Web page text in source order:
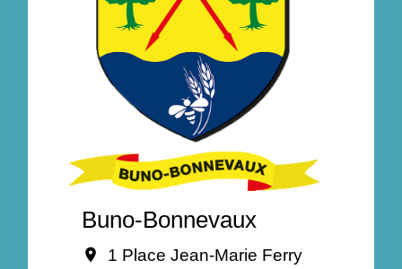
Buno-Bonnevaux
location_on
1 Place Jean-Marie Ferry